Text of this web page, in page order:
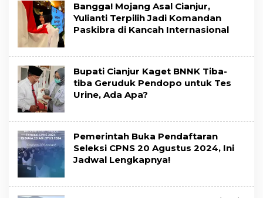
Bangga! Mojang Asal Cianjur,
Yulianti Terpilih Jadi Komandan
Paskibra di Kancah Internasional
Bupati Cianjur Kaget BNNK Tiba-
tiba Geruduk Pendopo untuk Tes
Urine, Ada Apa?
Pemerintah Buka Pendaftaran
Seleksi CPNS 20 Agustus 2024, Ini
Jadwal Lengkapnya!